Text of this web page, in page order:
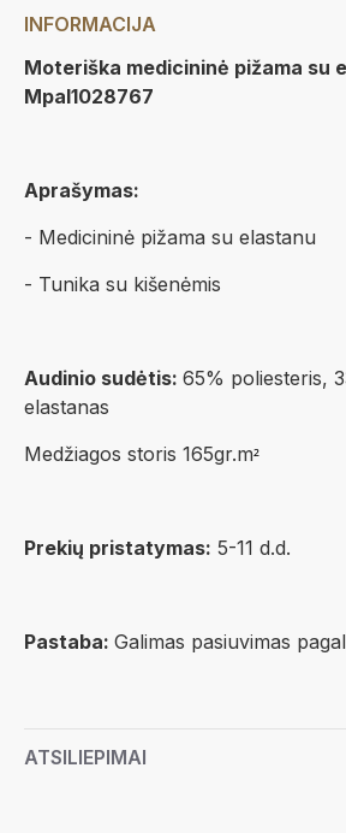
INFORMACIJA
Moteriška medicininė pižama su
Mpal1028767
Aprašymas:
- Medicininė pižama su elastanu
- Tunika su kišenėmis
Audinio sudėtis: 65% poliesteris,
elastanas
Medžiagos storis 165gr.m²
Prekių pristatymas: 5-11 d.d.
Pastaba: Galimas pasiuvimas
ATSILIEPIMAI